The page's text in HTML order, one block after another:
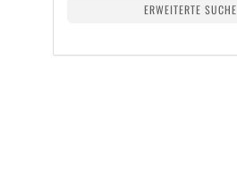
ERWEITERTE SUCHE